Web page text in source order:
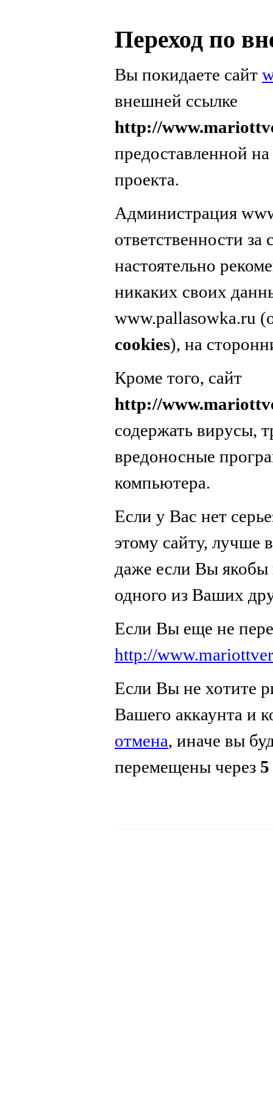
Переход по
Вы покидаете сайт
внешней ссылке
http://
предоставленной
проекта.
Администрация
ответственности
настоятельно
никаких своих
www.pallasowka.ru
cookies), на
Кроме того, сайт
http://
содержать вирусы,
вредоносные
компьютера.
Если у Вас нет
этому сайту, лучше
даже если Вы якобы
одного из Ваших
Если Вы еще не
http://
Если Вы не хотите
Вашего аккаунта и
отмена, иначе вы
перемещены через